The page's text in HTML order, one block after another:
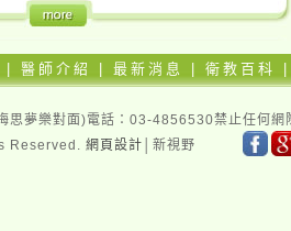
醫師介紹 最新消息 衛教百科
夢樂對面)電話：03-4856530禁止任何網
Reserved. 網頁設計 │新視野